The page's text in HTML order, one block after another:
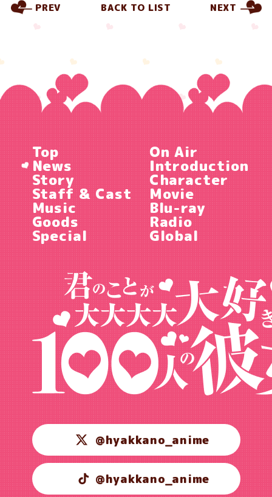
PREV BACK TO LIST NEXT
Top On Air
News Introduction
Story Character
Staff & Cast Movie
Music Blu-ray
Goods Radio
Special Global
@hyakkano_anime
@hyakkano_anime